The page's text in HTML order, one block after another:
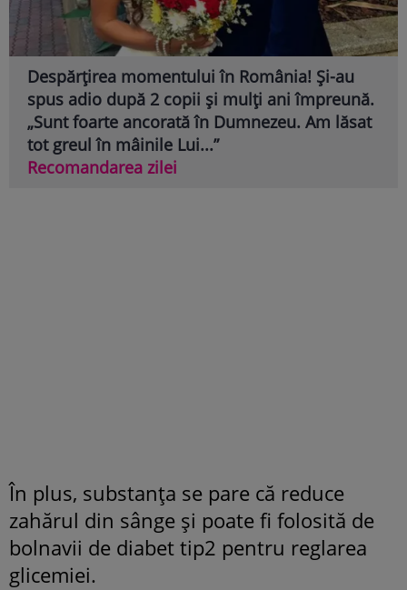
Despărțirea momentului în România! Și-au
spus adio după 2 copii și mulți ani împreună.
„Sunt foarte ancorată în Dumnezeu. Am lăsat
tot greul în mâinile Lui...”
Recomandarea zilei
În plus, substanța se pare că reduce
zahărul din sânge și poate fi folosită de
bolnavii de diabet tip2 pentru reglarea
glicemiei.